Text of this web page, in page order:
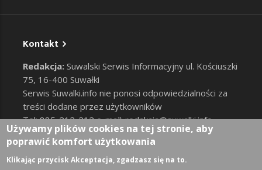
Kontakt
Redakcja: Suwalski Serwis Informacyjny ul. Kościuszki
75, 16-400 Suwałki
Serwis Suwalki.info nie ponosi odpowiedzialności za
treści dodane przez użytkowników
Tel: 885-212-212 e-mail:redakcja@suwalki.info,
reklama@suwalki.info
RODO |Cookies
User account menu
Zaloguj
Używamy plików cookies na tej stronie, aby
poprawić komfort użytkowania
Klikając przycisk Akceptacja, zgadzasz się na to.